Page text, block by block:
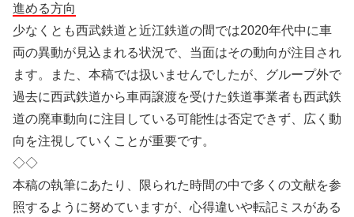
進める方向
少なくとも西武鉄道と近江鉄道の間では2020年代中に車
両の異動が見込まれる状況で、当面はその動向が注目され
ます。また、本稿では扱いませんでしたが、グループ外で
過去に西武鉄道から車両譲渡を受けた鉄道事業者も西武鉄
道の廃車動向に注目している可能性は否定できず、広く動
向を注視していくことが重要です。
◇◇
本稿の執筆にあたり、限られた時間の中で多くの文献を参
照するように努めていますが、心得違いや転記ミスがある